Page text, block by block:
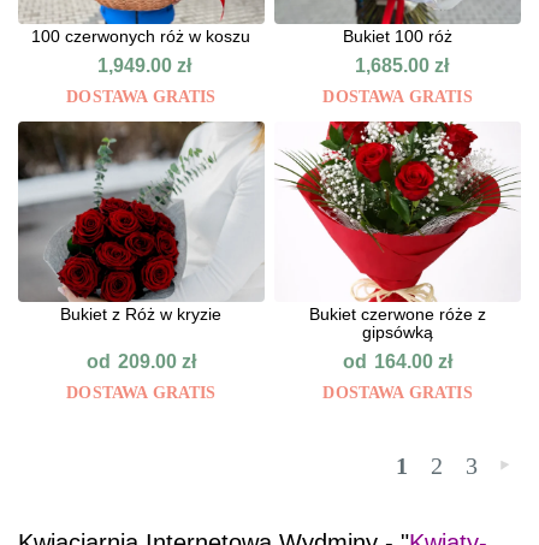
100 czerwonych róż w koszu
1,949.00zł
DOSTAWA GRATIS
Bukiet 100 róż
1,685.00 zł
DOSTAWA GRATIS
Bukiet z Róż w kryzie
od 209.00 zł
DOSTAWA GRATIS
Bukiet czerwone róże z
gipsówką
od 164.00zł
DOSTAWA GRATIS
1 2 3 »